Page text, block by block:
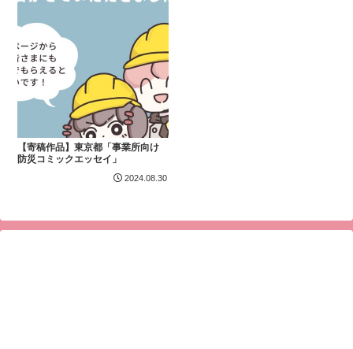
【寄稿作品】東京都「事業所向け
防災コミックエッセイ」
2024.08.30